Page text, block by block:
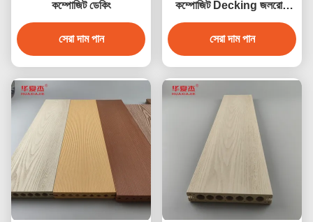
কম্পোজিট ডেকিং
সেরা দাম পান
কম্পোজিট Decking জলরোধী
বহিরঙ্গন বাগান মেঝে
সেরা দাম পান